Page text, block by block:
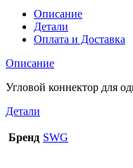
Описание
Детали
Оплата и Доставка
Описание
Угловой коннектор для
Детали
Бренд SWG